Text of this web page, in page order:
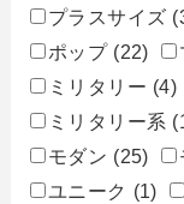
プラスサイズ
ポップ (22)
ミリタリー (4)
ミリタリー系
モダン (25)
ユニーク (1)